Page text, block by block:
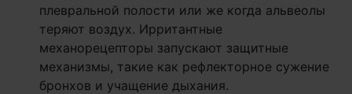
плевральной полости или же когда альвеолы
теряют воздух. Ирритантные
механорецепторы запускают защитные
механизмы, такие как рефлекторное сужение
бронхов и учащение дыхания.